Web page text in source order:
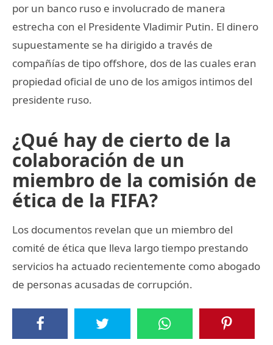
por un banco ruso e involucrado de manera
estrecha con el Presidente Vladimir Putin. El dinero
supuestamente se ha dirigido a través de
compañías de tipo offshore, dos de las cuales eran
propiedad oficial de uno de los amigos intimos del
presidente ruso.
¿Qué hay de cierto de la
colaboración de un
miembro de la comisión de
ética de la FIFA?
Los documentos revelan que un miembro del
comité de ética que lleva largo tiempo prestando
servicios ha actuado recientemente como abogado
de personas acusadas de corrupción.